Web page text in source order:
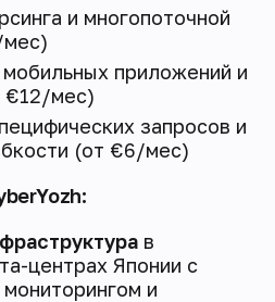
и многопоточной
мес)
приложений и
€12/мес)
запросов и
(от €6/мес)
в
центрах Японии с
и